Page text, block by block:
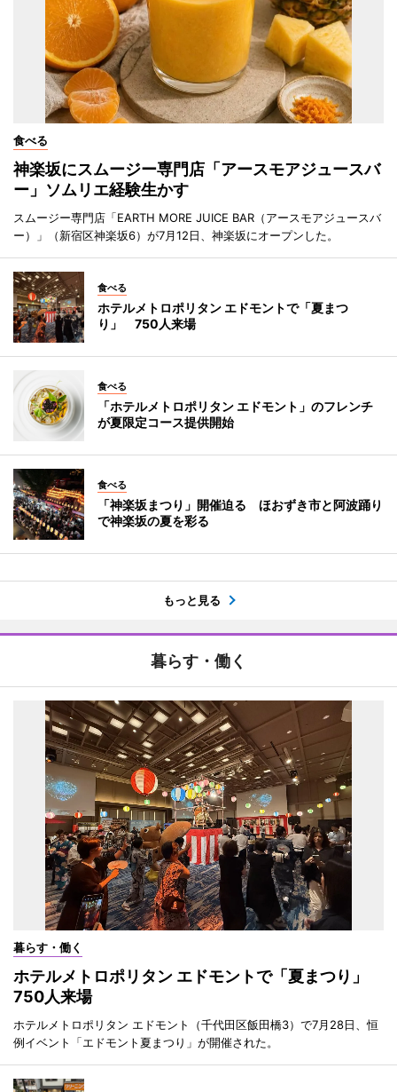
食べる
神楽坂にスムージー専門店「アースモアジュースバ
ー」ソムリエ経験生かす
スムージー専門店「EARTH MORE JUICE BAR（アースモアジュースバ
ー）」（新宿区神楽坂6）が7月12日、神楽坂にオープンした。
食べる
ホテルメトロポリタン エドモントで「夏まつ
り」 750人来場
食べる
「ホテルメトロポリタン エドモント」のフレンチ
が夏限定コース提供開始
食べる
「神楽坂まつり」開催迫る ほおずき市と阿波踊り
で神楽坂の夏を彩る
もっと見る
暮らす・働く
暮らす・働く
ホテルメトロポリタン エドモントで「夏まつり」
750人来場
ホテルメトロポリタン エドモント（千代田区飯田橋3）で7月28日、恒
例イベント「エドモント夏まつり」が開催された。